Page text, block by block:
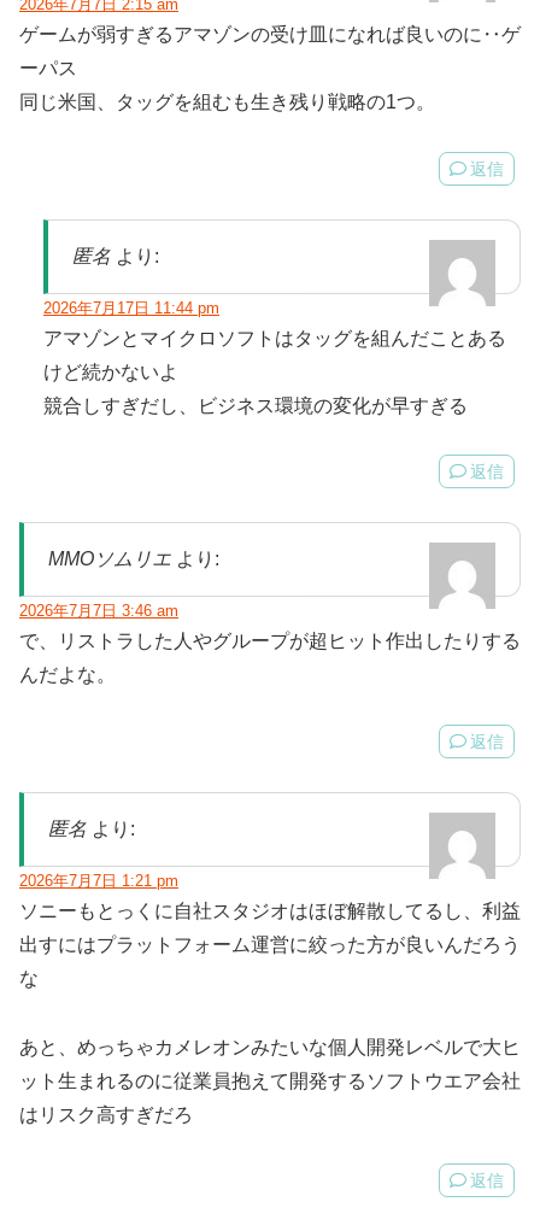
2026年7月7日 2:15 am
ゲームが弱すぎるアマゾンの受け皿になれば良いのに‥ゲ
ーパス
同じ米国、タッグを組むも生き残り戦略の1つ。
返信
匿名 より:
2026年7月17日 11:44 pm
アマゾンとマイクロソフトはタッグを組んだことある
けど続かないよ
競合しすぎだし、ビジネス環境の変化が早すぎる
返信
MMOソムリエ より:
2026年7月7日 3:46 am
で、リストラした人やグループが超ヒット作出したりする
んだよな。
返信
匿名 より:
2026年7月7日 1:21 pm
ソニーもとっくに自社スタジオはほぼ解散してるし、利益
出すにはプラットフォーム運営に絞った方が良いんだろう
な
あと、めっちゃカメレオンみたいな個人開発レベルで大ヒ
ット生まれるのに従業員抱えて開発するソフトウエア会社
はリスク高すぎだろ
返信